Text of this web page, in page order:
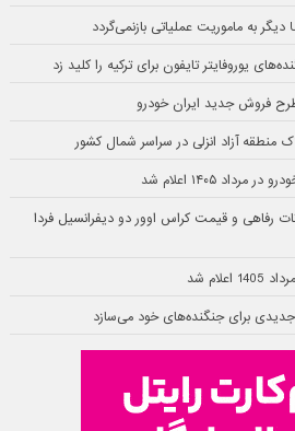
منطقه آزاد انزلی در سراسر شمال کشور
۱۴۰۵ اعلام شد
رفاهی و قیمت کراس اوور دو دیفرانسیل فردا
جدیدی برای جنگنده‌های خود می‌سازد